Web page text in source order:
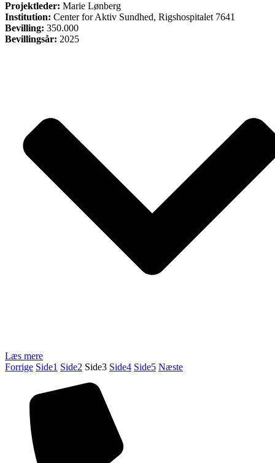
Projektleder: Marie Lønberg
Institution: Center for Aktiv Sundhed, Rigshospitalet 7641
Bevilling: 350.000
Bevillingsår: 2025
Læs mere
Forrige Side1 Side2 Side3 Side4 Side5 Næste